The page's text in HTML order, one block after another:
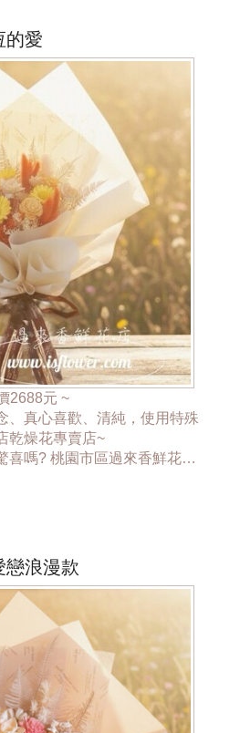
狀況調整***
的愛
2688元 ~
、真心喜歡、清純，使用特殊
乾燥花專賣店~
喜嗎? 桃園市區過來香鮮花店
，為忙錄的您傳達祝福，傳達
家感受到花禮的幸福
搭配，依實際狀況調整配置***
戀浪漫款